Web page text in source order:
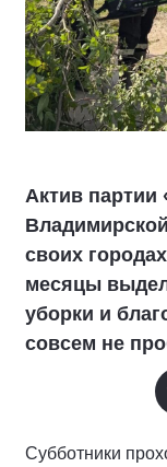
Актив партии
своих
месяцы
уборки и
совсем не
Субботники